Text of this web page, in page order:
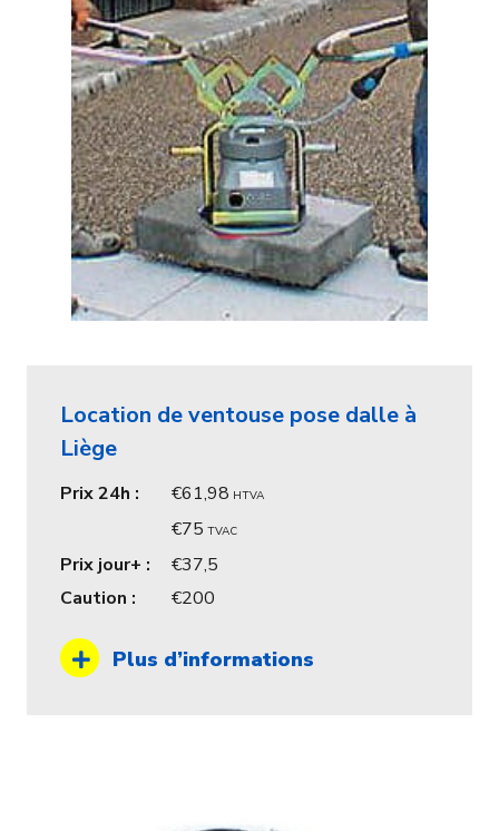
Location de ventouse pose dalle à
Liège
Prix 24h : 61,98 HTVA
75 TVAC
Prix jour+ :
37,5
Caution :
200
Plus d’informations